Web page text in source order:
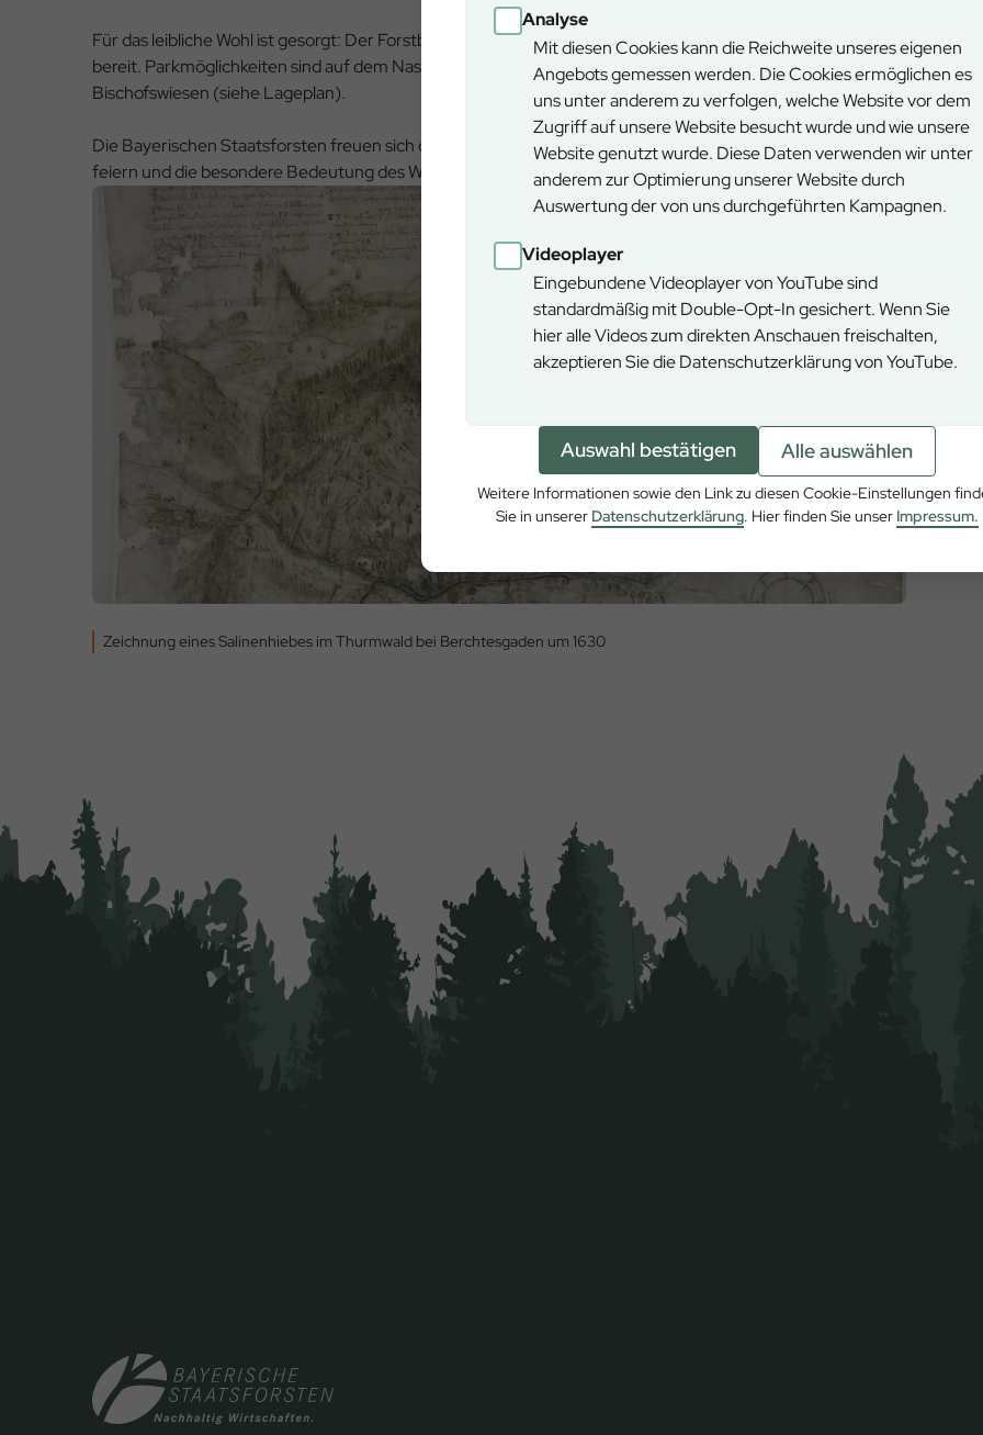
Analyse
Mit diesen Cookies kann die Reichweite unseres eigenen
Angebots gemessen werden. Die Cookies ermöglichen es
uns unter anderem zu verfolgen, welche Website vor dem
Zugriff auf unsere Website besucht wurde und wie unsere
Website genutzt wurde. Diese Daten verwenden wir unter
anderem zur Optimierung unserer Website durch
Auswertung der von uns durchgeführten Kampagnen.
Videoplayer
Eingebundene Videoplayer von YouTube sind
standardmäßig mit Double-Opt-In gesichert. Wenn Sie
hier alle Videos zum direkten Anschauen freischalten,
akzeptieren Sie die Datenschutzerklärung von YouTube.
Auswahl bestätigen Alle auswählen
Weitere Informationen sowie den Link zu diesen Cookie-Einstellungen
Sie in unserer Datenschutzerklärung. Hier finden Sie unser Impressum.
Für das leibliche Wohl ist gesorgt: Der Forstbetrieb stellt Getränke und frisch gegrillte Wildbratwürste
bereit. Parkmöglichkeiten sind auf dem Nasslagerplatz am unteren Ende des Klaushäuslwegs in
Bischofswiesen (siehe Lageplan).
Die Bayerischen Staatsforsten freuen sich darauf, gemeinsam mit vielen Gästen diesen besonderen Tag zu
feiern und die besondere Bedeutung des Waldes für unsere Zukunft erlebbar zu machen.
Zeichnung eines Salinenhiebes im Thurmwald bei Berchtesgaden um 1630